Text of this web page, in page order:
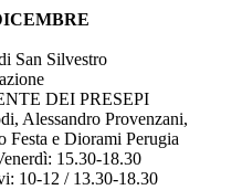
San Silvestro
DEI PRESEPI
Alessandro Provenzani,
e Diorami Perugia
15.30-18.30
12 / 13.30-18.30